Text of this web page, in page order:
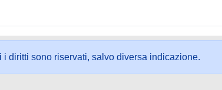
i diritti sono riservati, salvo diversa indicazione.